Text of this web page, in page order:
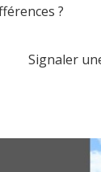
?
Signaler